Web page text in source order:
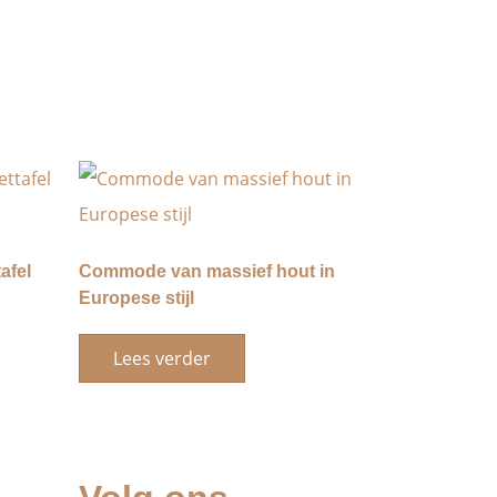
Commode van massief hout in
Europese stijl
Lees verder